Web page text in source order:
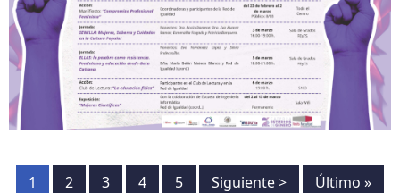
Paginación
Página
1 Página
2 Página
3 Página
4 Página
5
Siguiente
Siguiente >
Última
Último »